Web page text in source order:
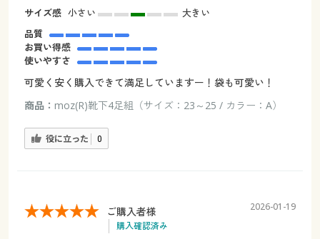
サイズ感 小さい
大きい
品質
お買い得感
使いやすさ
可愛く安く購入できて満足していますー！袋も可愛い！
商品： moz(R)靴下4足組（サイズ：23～25 / カラー：A）
役に立った 0
ご購入者様
購入確認済み
2026-01-19